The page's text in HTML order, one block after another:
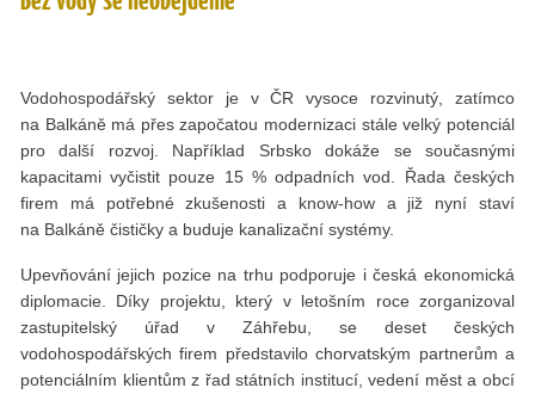
Vodohospodářský sektor je v ČR vysoce rozvinutý, zatímco
na Balkáně má přes započatou modernizaci stále velký potenciál
pro další rozvoj. Například Srbsko dokáže se současnými
kapacitami vyčistit pouze 15 % odpadních vod. Řada českých
firem má potřebné zkušenosti a know-how a již nyní staví
na Balkáně čističky a buduje kanalizační systémy.
Upevňování jejich pozice na trhu podporuje i česká ekonomická
diplomacie. Díky projektu, který v letošním roce zorganizoval
zastupitelský úřad v Záhřebu, se deset českých
vodohospodářských firem představilo chorvatským partnerům a
potenciálním klientům z řad státních institucí, vedení měst a obcí